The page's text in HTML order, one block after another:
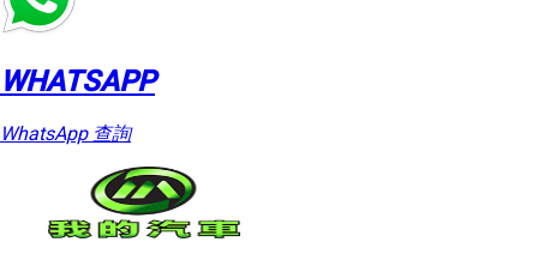
WHATSAPP
WhatsApp 查詢